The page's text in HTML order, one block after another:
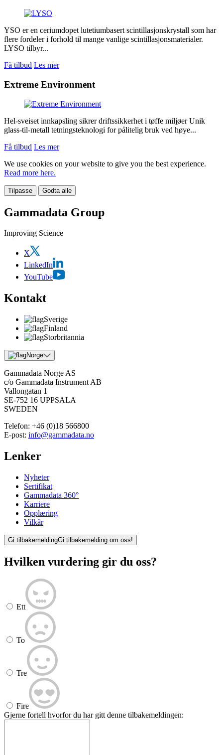
YSO er en ceriumdopet lutetiumbasert scintillasjonskrystall som har
flere fordeler i forhold til mange vanlige scintillasjonsmaterialer.
LYSO tilbyr...
Få tilbud Les mer
Extreme Environment
Hel-sveiset innkapsling sikrer driftssikkerhet i tøffe miljøer Unik
glass-til-metall tetningsteknologi for pålitelig bruk ved høye...
Få tilbud Les mer
We use cookies on your website to give you the best experience.
Read more here.
Tilpasse Godta alle
Gammadata Group
Improving Science
X
LinkedIn
YouTube
Kontakt
Sverige
Finland
Storbritannia
Norge
Gammadata Norge AS
c/o Gammadata Instrument AB
Vallongatan 1
SE-752 16 UPPSALA
SWEDEN
Telefon: +46 (0)18 566800
E-post: info@gammadata.no
Lenker
Nyheter
Sertifikat
Gammadata 360°
Karriere
Opplæring
Vilkår
Gi tilbakemeldingGi tilbakemelding om oss!
Hvilken vurdering gir du oss?
Ett
To
Tre
Fire
Gjerne fortell hvorfor du har gitt denne tilbakemeldingen: